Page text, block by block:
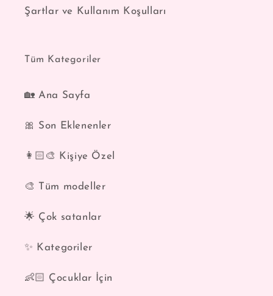
Şartlar ve Kullanım Koşulları
Tüm Kategoriler
🏡 Ana Sayfa
🎀 Son Eklenenler
👩🏻‍🎨 Kişiye Özel
🎨 Tüm modeller
🌟 Çok satanlar
✨ Kategoriler
👶🏻 Çocuklar İçin